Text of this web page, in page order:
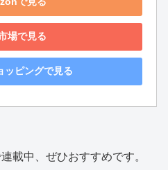
場で見る
ッピングで見る
載中、ぜひおすすめです。